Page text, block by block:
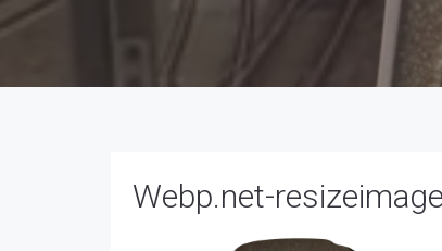
Webp.net-